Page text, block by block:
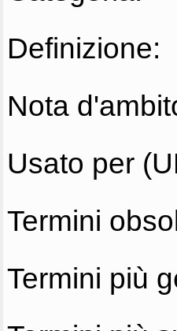
Definizione:
Nota
Usato per
Termini
Termini più